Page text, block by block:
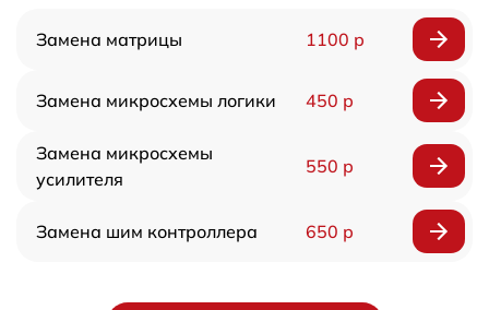
Замена матрицы 1100 р
Замена микросхемы логики 450 р
Замена микросхемы
усилителя
550 р
Замена шим контроллера 650 р